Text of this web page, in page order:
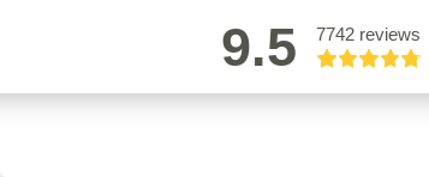
9.5 7742 reviews